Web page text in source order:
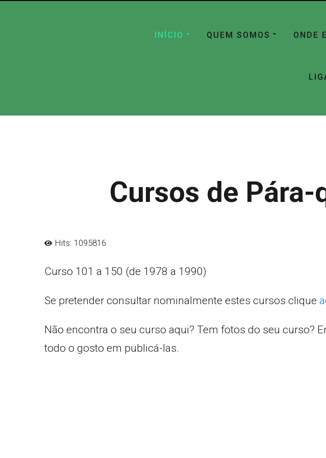
INÍCIO QUEM SOMOS ONDE
Cursos de
Hits: 1095816
Curso 101 a 150 (de 1978 a 1990)
Se pretender consultar nominalmente estes cursos clique
Não encontra o seu curso aqui? Tem fotos do seu curso?
todo o gosto em publicá-las.